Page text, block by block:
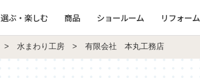
選ぶ・楽しむ 商品 ショールーム リフォーム
> 水まわり工房 > 有限会社 本丸工務店